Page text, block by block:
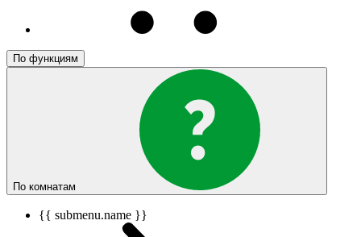
По функциям
По комнатам
{{ submenu.name }}